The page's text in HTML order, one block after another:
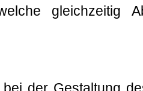
gleichzeitig